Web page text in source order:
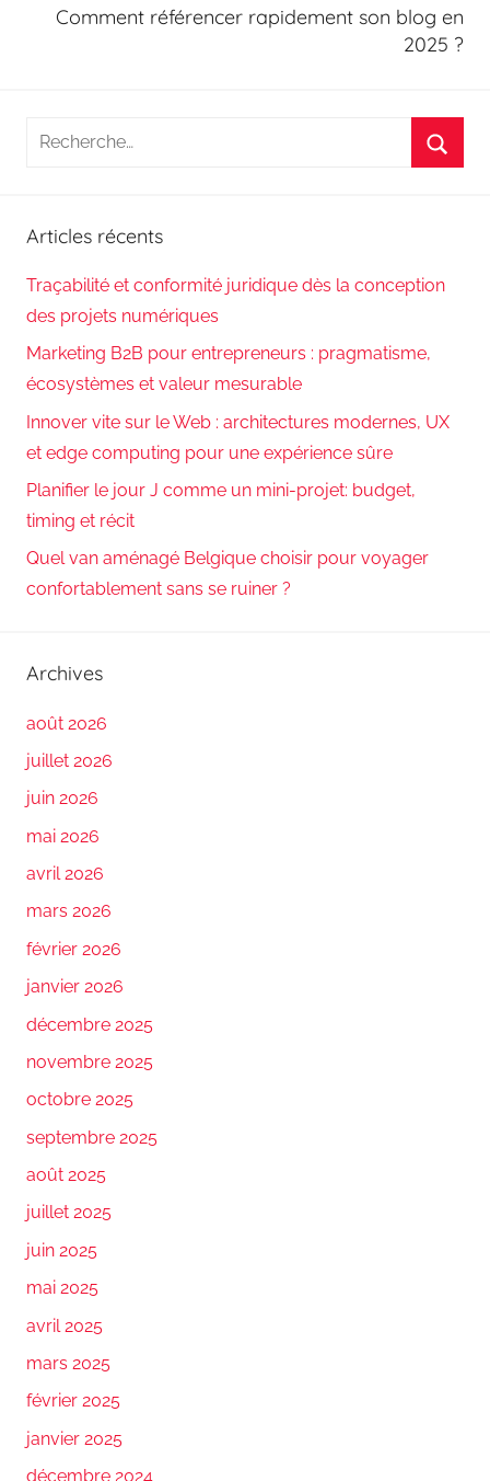
Comment référencer rapidement son blog en
2025 ?
Recherche
Articles récents
Traçabilité et conformité juridique dès la conception
des projets numériques
Marketing B2B pour entrepreneurs : pragmatisme,
écosystèmes et valeur mesurable
Innover vite sur le Web : architectures modernes, UX
et edge computing pour une expérience sûre
Planifier le jour J comme un mini-projet: budget,
timing et récit
Quel van aménagé Belgique choisir pour voyager
confortablement sans se ruiner ?
Archives
août 2026
juillet 2026
juin 2026
mai 2026
avril 2026
mars 2026
février 2026
janvier 2026
décembre 2025
novembre 2025
octobre 2025
septembre 2025
août 2025
juillet 2025
juin 2025
mai 2025
avril 2025
mars 2025
février 2025
janvier 2025
décembre 2024